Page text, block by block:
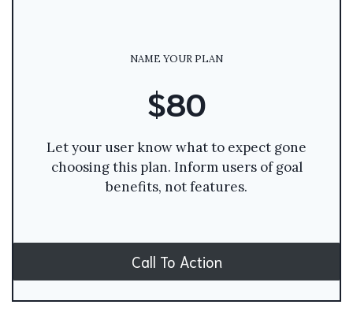
NAME YOUR PLAN
$80
Let your user know what to expect gone
choosing this plan. Inform users of goal
benefits, not features.
Call To Action